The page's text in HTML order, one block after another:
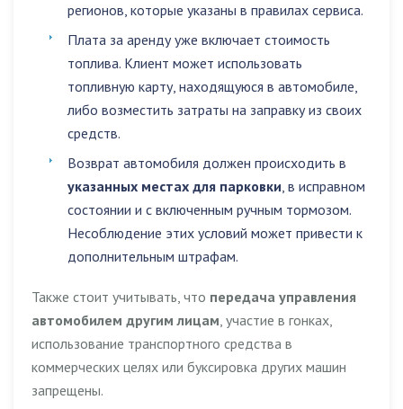
регионов, которые указаны в правилах сервиса.
Плата за аренду уже включает стоимость
топлива. Клиент может использовать
топливную карту, находящуюся в автомобиле,
либо возместить затраты на заправку из своих
средств.
Возврат автомобиля должен происходить в
указанных местах для парковки, в исправном
состоянии и с включенным ручным тормозом.
Несоблюдение этих условий может привести к
дополнительным штрафам.
Также стоит учитывать, что передача управления
автомобилем другим лицам, участие в гонках,
использование транспортного средства в
коммерческих целях или буксировка других машин
запрещены.